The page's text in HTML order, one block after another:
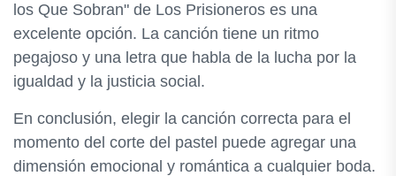
los Que Sobran" de Los Prisioneros es una
excelente opción. La canción tiene un ritmo
pegajoso y una letra que habla de la lucha por la
igualdad y la justicia social.
En conclusión, elegir la canción correcta para el
momento del corte del pastel puede agregar una
dimensión emocional y romántica a cualquier boda.